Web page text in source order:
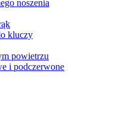
noszenia
kluczy
powietrzu
i podczerwone